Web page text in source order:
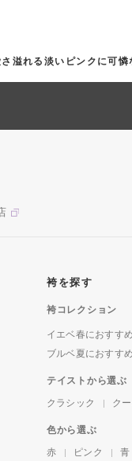
溢れる淡いピンクに可
袴を探す
袴コレクション
イエベ春におすすめ
ブルベ夏におすすめ
テイストから選ぶ
クラシック
ク
色から選ぶ
赤
ピンク 青